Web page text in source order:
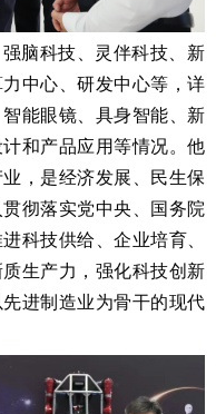
脑科技、灵伴科技、新
中心、研发中心等，详
能眼镜、具身智能、新
和产品应用等情况。他
，是经济发展、民生保
彻落实党中央、国务院
科技供给、企业培育、
生产力，强化科技创新
进制造业为骨干的现代